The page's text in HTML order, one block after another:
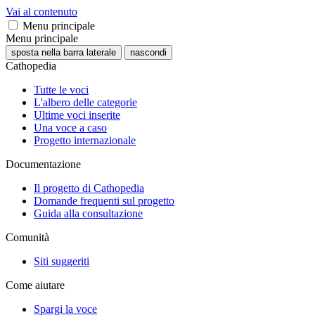
Vai al contenuto
Menu principale
Menu principale
sposta nella barra laterale nascondi
Cathopedia
Tutte le voci
L'albero delle categorie
Ultime voci inserite
Una voce a caso
Progetto internazionale
Documentazione
Il progetto di Cathopedia
Domande frequenti sul progetto
Guida alla consultazione
Comunità
Siti suggeriti
Come aiutare
Spargi la voce